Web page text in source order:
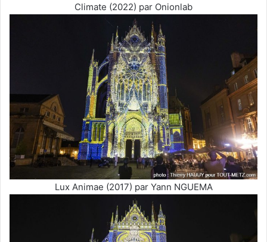
Climate (2022) par Onionlab
Lux Animae (2017) par Yann NGUEMA